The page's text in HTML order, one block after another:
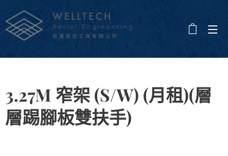
3.27M 窄架 (S/W) (月租)(層
層踢腳板雙扶手)